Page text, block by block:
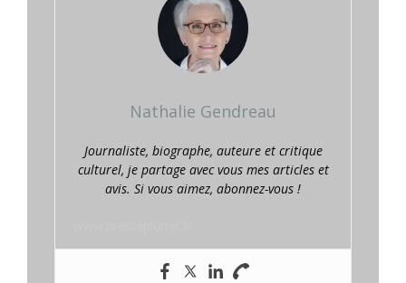
Nathalie Gendreau
Journaliste, biographe, auteure et critique
culturel, je partage avec vous mes articles et
avis. Si vous aimez, abonnez-vous !